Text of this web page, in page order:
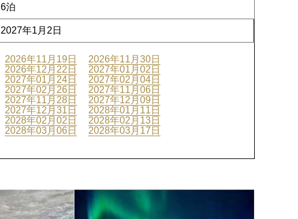
6泊
2027年1月2日
2026年11月19日
2026年11月30日
2026年12月22日
2027年01月02日
2027年01月24日
2027年02月04日
2027年02月26日
2027年11月06日
2027年11月28日
2027年12月09日
2027年12月31日
2028年01月11日
2028年02月02日
2028年02月13日
2028年03月06日
2028年03月17日